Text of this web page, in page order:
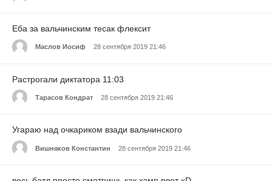
Еба за вальчинским тесак флексит
Маслов Иосиф 28 сентября 2019 21:46
Растрогали диктатора 11:03
Тарасов Кондрат 28 сентября 2019 21:46
Угараю над очкариком взади вальчинского
Вишняков Константин 28 сентября 2019 21:46